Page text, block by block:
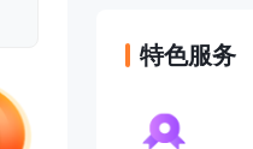
特色服务